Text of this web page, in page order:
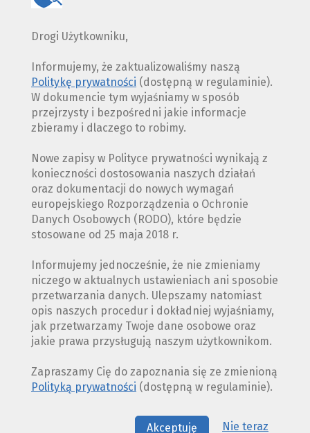
Drogi Użytkowniku,
Informujemy, że zaktualizowaliśmy naszą
Politykę prywatności (dostępną w regulaminie).
W dokumencie tym wyjaśniamy w sposób
przejrzysty i bezpośredni jakie informacje
zbieramy i dlaczego to robimy.
Nowe zapisy w Polityce prywatności wynikają z
konieczności dostosowania naszych działań
oraz dokumentacji do nowych wymagań
europejskiego Rozporządzenia o Ochronie
Danych Osobowych (RODO), które będzie
stosowane od 25 maja 2018 r.
Informujemy jednocześnie, że nie zmieniamy
niczego w aktualnych ustawieniach ani sposobie
przetwarzania danych. Ulepszamy natomiast
opis naszych procedur i dokładniej wyjaśniamy,
jak przetwarzamy Twoje dane osobowe oraz
jakie prawa przysługują naszym użytkownikom.
Zapraszamy Cię do zapoznania się ze zmienioną
Polityką prywatności (dostępną w regulaminie).
Akceptuję Nie teraz